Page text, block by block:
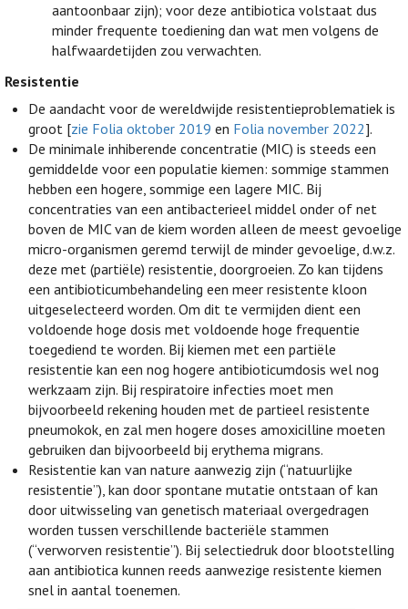
aantoonbaar zijn); voor deze antibiotica volstaat dus
minder frequente toediening dan wat men volgens de
halfwaardetijden zou verwachten.
Resistentie
De aandacht voor de wereldwijde resistentieproblematiek is
groot [zie Folia oktober 2019 en Folia november 2022].
De minimale inhiberende concentratie (MIC) is steeds een
gemiddelde voor een populatie kiemen: sommige stammen
hebben een hogere, sommige een lagere MIC. Bij
concentraties van een antibacterieel middel onder of net
boven de MIC van de kiem worden alleen de meest gevoelige
micro-organismen geremd terwijl de minder gevoelige, d.w.z.
deze met (partiële) resistentie, doorgroeien. Zo kan tijdens
een antibioticumbehandeling een meer resistente kloon
uitgeselecteerd worden. Om dit te vermijden dient een
voldoende hoge dosis met voldoende hoge frequentie
toegediend te worden. Bij kiemen met een partiële
resistentie kan een nog hogere antibioticumdosis wel nog
werkzaam zijn. Bij respiratoire infecties moet men
bijvoorbeeld rekening houden met de partieel resistente
pneumokok, en zal men hogere doses amoxicilline moeten
gebruiken dan bijvoorbeeld bij erythema migrans.
Resistentie kan van nature aanwezig zijn (“natuurlijke
resistentie”), kan door spontane mutatie ontstaan of kan
door uitwisseling van genetisch materiaal overgedragen
worden tussen verschillende bacteriële stammen
(“verworven resistentie”). Bij selectiedruk door blootstelling
aan antibiotica kunnen reeds aanwezige resistente kiemen
snel in aantal toenemen.